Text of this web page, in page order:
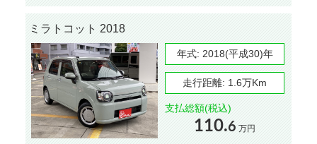
ミラトコット 2018
年式: 2018(平成30)年
走行距離: 1.6万Km
支払総額(税込)
110.6 万円